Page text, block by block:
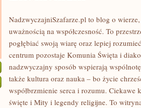
EKUMENIZM
NadzwyczajniSzafarze.pl to blog o
uważnością na współczesność. To
pogłębiać swoją wiarę oraz lepiej
centrum pozostaje Komunia Święta i
nadzwyczajny sposób wspierają
także kultura oraz nauka – bo życie
współbrzmienie serca i rozumu. Ciekawe
święte i Mity i legendy religijne. To